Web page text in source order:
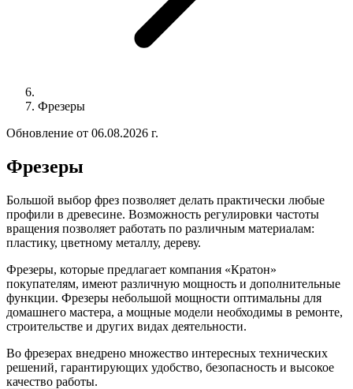
Фрезеры
Обновление от 06.08.2026 г.
Фрезеры
Большой выбор фрез позволяет делать практически любые
профили в древесине. Возможность регулировки частоты
вращения позволяет работать по различным материалам:
пластику, цветному металлу, дереву.
Фрезеры, которые предлагает компания «Кратон»
покупателям, имеют различную мощность и дополнительные
функции. Фрезеры небольшой мощности оптимальны для
домашнего мастера, а мощные модели необходимы в ремонте,
строительстве и других видах деятельности.
Во фрезерах внедрено множество интересных технических
решений, гарантирующих удобство, безопасность и высокое
качество работы.